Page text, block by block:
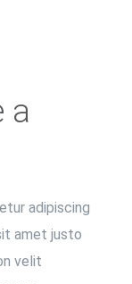
a
adipiscing
amet justo
velit